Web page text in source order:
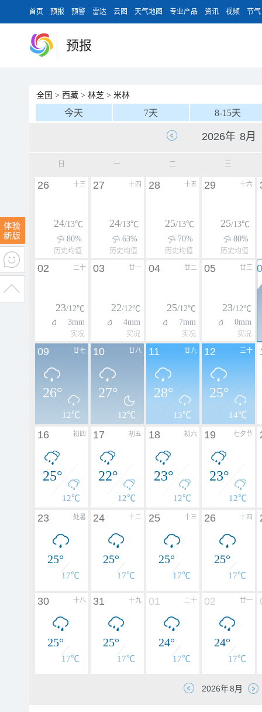
首页 预报 预警 雷达 云图 天气地图 专业产品 资讯 视频 节气
预报
全国 > 西藏 > 林芝 > 米林
今天 7天 8-15天
日 一 二 三
十三
26
24/13℃
80%
历史均值
十四
27
24/13℃
63%
历史均值
十五
28
25/13℃
70%
历史均值
十六
29
25/13℃
80%
历史均值
二十
02
23/12℃
3mm
实况
廿一
03
22/12℃
4mm
实况
廿二
04
25/12℃
7mm
实况
廿三
05
23/12℃
0mm
实况
廿七
09
26°
12℃
廿八
10
27°
12℃
廿九
11
28°
13℃
三十
12
25°
14℃
初四
16
25°
12℃
初五
17
22°
12℃
初六
18
23°
12℃
七夕节
19
23°
12℃
处暑
23
25°
17℃
十二
24
25°
17℃
十三
25
25°
17℃
十四
26
25°
17℃
十八
30
25°
17℃
十九
31
25°
17℃
二十
01
24°
17℃
廿一
02
24°
17℃